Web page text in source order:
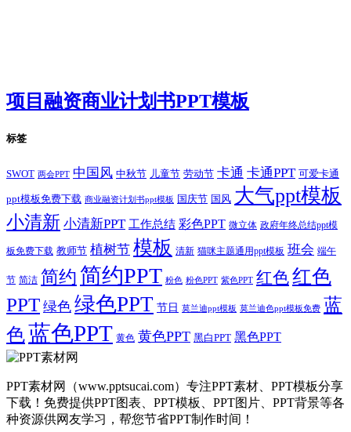
项目融资商业计划书PPT模板
标签
SWOT 两会PPT 中国风 中秋节 儿童节 劳动节 卡通 卡通PPT 可爱卡通
ppt模板免费下载 商业融资计划书ppt模板 国庆节 国风 大气ppt模板
小清新 小清新PPT 工作总结 彩色PPT 微立体 政府年终总结ppt模
板免费下载 教师节 植树节 模板 清新 猫咪主题通用ppt模板 班会 端午
节 简洁 简约 简约PPT 粉色 粉色PPT 紫色PPT 红色红色
PPT 绿色 绿色PPT 节日 莫兰迪ppt模板 莫兰迪色ppt模板免费 蓝
色蓝色PPT 黄色 黄色PPT 黑白PPT 黑色PPT
PPT素材网（www.pptsucai.com）专注PPT素材、PPT模板分享
下载！免费提供PPT图表、PPT模板、PPT图片、PPT背景等各
种资源供网友学习，帮您节省PPT制作时间！